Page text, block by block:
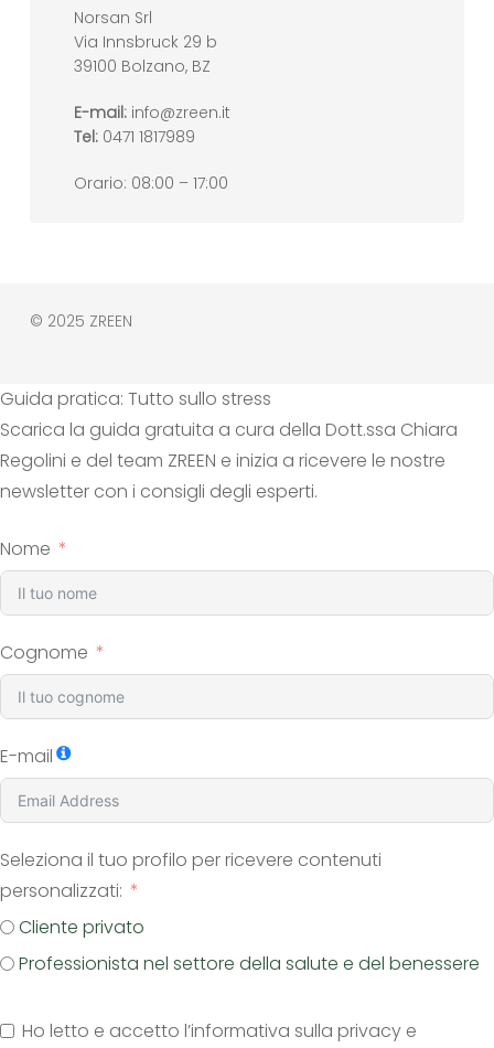
Norsan Srl
Via Innsbruck 29 b
39100 Bolzano, BZ
E-mail: info@zreen.it
Tel: 0471 1817989
Orario: 08:00 – 17:00
© 2025 ZREEN
Guida pratica: Tutto sullo stress
Scarica la guida gratuita a cura della Dott.ssa Chiara
Regolini e del team ZREEN e inizia a ricevere le nostre
newsletter con i consigli degli esperti.
Nome
Cognome
E-mail
Seleziona il tuo profilo per ricevere contenuti
personalizzati:
Cliente privato
Professionista nel settore della salute e del benessere
Ho letto e accetto l’informativa sulla privacy e